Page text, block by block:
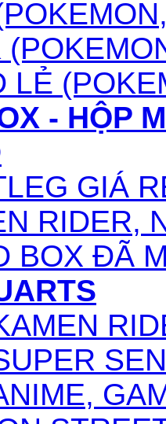
- HỘP
GIÁ
RIDER,
BOX ĐÃ